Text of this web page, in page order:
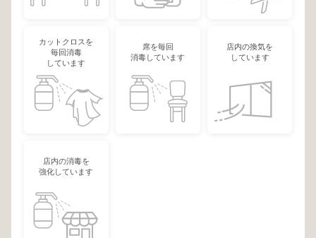
カットクロスを
毎回消毒
しています
席を毎回
消毒しています
店内の換気を
しています
店内の消毒を
強化しています